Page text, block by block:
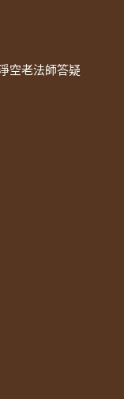
空老法師答疑